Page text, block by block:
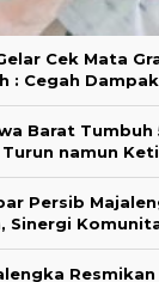
Cek Mata
: Cegah
Barat Tumbuh
namun
Persib
Sinergi